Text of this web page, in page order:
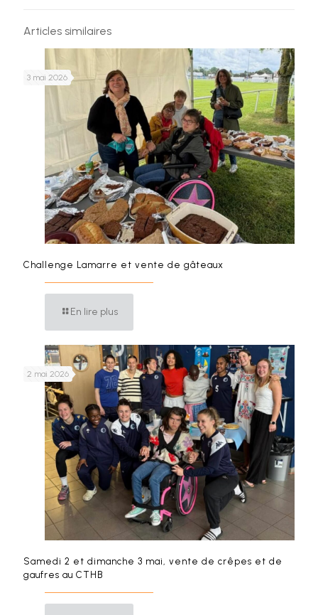
Articles similaires
3 mai 2026
Challenge Lamarre et vente de gâteaux
En lire plus
2 mai 2026
Samedi 2 et dimanche 3 mai, vente de crêpes et de
gaufres au CTHB